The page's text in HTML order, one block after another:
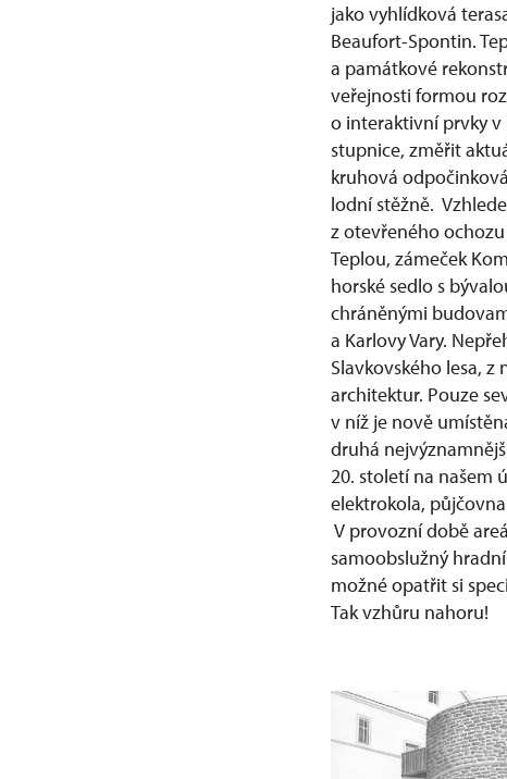
jako vyhlídková
Beaufort-Spontin.
a památkové
veřejnosti formou
o interaktivní prvky v
stupnice, změřit
kruhová
lodní stěžně.
z otevřeného
Teplou, zámeček
horské sedlo s
chráněnými
a Karlovy Vary.
Slavkovského lesa,
architektur. Pouze
v níž je nově
druhá
20. století na našem
elektrokola,
V provozní době
samoobslužný
možné opatřit si
Tak vzhůru nahoru!